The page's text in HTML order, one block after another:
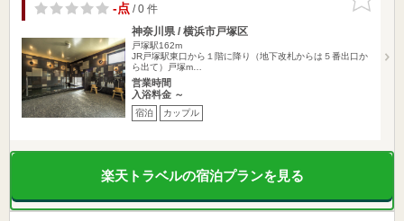
りに追加
-点/ 0 件
神奈川県 / 横浜市戸塚区
戸塚駅162m
JR戸塚駅東口から１階に降り（地下改札からは５番出口か
ら出て）戸塚m…
営業時間
入浴料金 ～
宿泊 カップル
楽天トラベルの宿泊プランを見る